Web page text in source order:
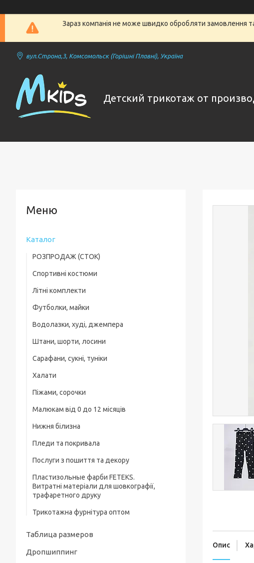
Зараз компанія не може швидко обробляти замовлення
вул.Строна,3, Комсомольск (Горішні Плавні), Україна
Детский трикотаж от
Опис
Каталог
РОЗПРОДАЖ (СТОК)
Футболки
Літні комплекти
Шорти, бріджі, треси
Малюки
Водолазки, худі, джемпера
Костюми
Спортивні костюми
Хлопчикам
Дівчаткам
Літні комплекти
Хлопчикам
Дівчаткам
Футболки, майки
Хлопчикам
Дівчаткам
Водолазки, худі, джемпера
Хлопчикам
Дівчаткам
Штани, шорти, лосини
Спортивні штани та підштанці
Шорти, Бриджі
Лосини, легінси, треси
Сарафани, сукні, туніки
Халати
Піжами, сорочки
Хлопчикам
Дівчаткам
Малюкам від 0 до 12 місяців
Боді для малюків
Комбінезони, сліпи
Ясельні костюми та комплекти
Пісочники, напівкомбінезони
Дитячі сорочечки, кофточки та повзуни
Нижня білизна
Пледи та покривала
Послуги з пошиття та декору
Пластизольные фарби FETEKS.
Витратні матеріали для шовкографії,
трафаретного друку
Трикотажна фурнітура оптом
Таблица размеров
Дропшиппинг